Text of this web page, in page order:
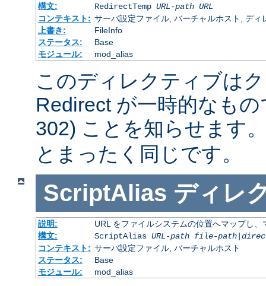
構文:
RedirectTemp URL-path URL
コンテキスト: サーバ設定ファイル, バーチャルホスト, ディ
上書き:
FileInfo
ステータス:
Base
モジュール:
mod_alias
このディレクティブは
Redirect が一時的なも
302) ことを知らせます
とまったく同じです。
ScriptAlias ディレ
説明:
URL をファイルシステムの位置へマップし
構文:
ScriptAlias URL-path file-path|
コンテキスト: サーバ設定ファイル, バーチャルホスト
ステータス:
Base
モジュール:
mod_alias